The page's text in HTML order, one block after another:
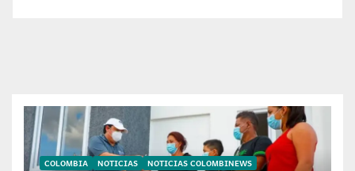
COLOMBIA NOTICIAS NOTICIAS COLOMBINEWS